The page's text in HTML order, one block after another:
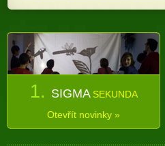
1. SIGMA SEKUNDA
Otevřít novinky »